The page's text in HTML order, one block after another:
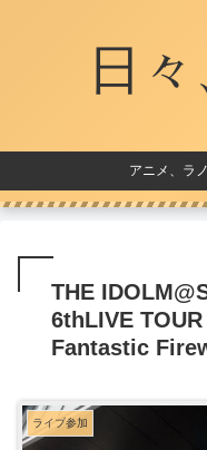
日
アニメ、ラ
THE
6thLIVE
Fantastic
ライブ参加